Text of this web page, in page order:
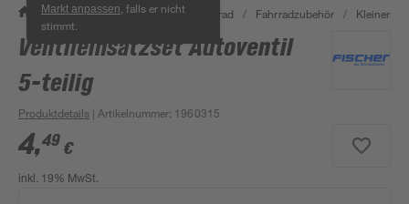
Markt anpassen , falls er nicht
stimmt.
/ Garten & Freizeit / Auto & Fahrrad / Fahrradzubehör /
Ventileinsatzset Autoventil
5-teilig
Produktdetails | Artikelnummer: 1960315
4,49 €
inkl. 19% MwSt.